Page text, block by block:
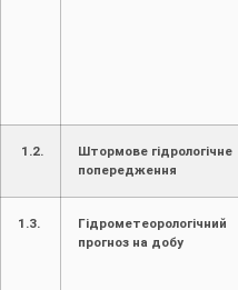
1.2.
Штормове гідрологічне
попередження
1.3.
Гідрометеорологічний
прогноз на добу